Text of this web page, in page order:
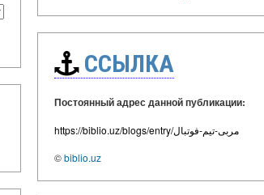
ССЫЛКА
Постоянный адрес данной публикации:
https://biblio.uz/blogs/entry/مربی-تیم-فوتبال
©biblio.uz